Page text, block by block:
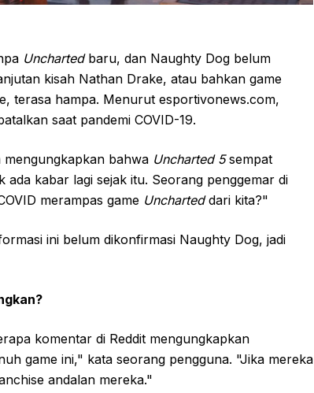
Unchartedbaru, dan Naughty Dog belum
kisah Nathan Drake, atau bahkan game
terasa hampa. Menurut esportivonews.com,
saat pandemi COVID-19.
bahwa Uncharted 5sempat
ada kabar lagi sejak itu. Seorang penggemar di
merampas game Uncharteddari kita?"
ini belum dikonfirmasi Naughty Dog, jadi
komentar di Reddit mengungkapkan
game ini," kata seorang pengguna. "Jika mereka
andalan mereka."